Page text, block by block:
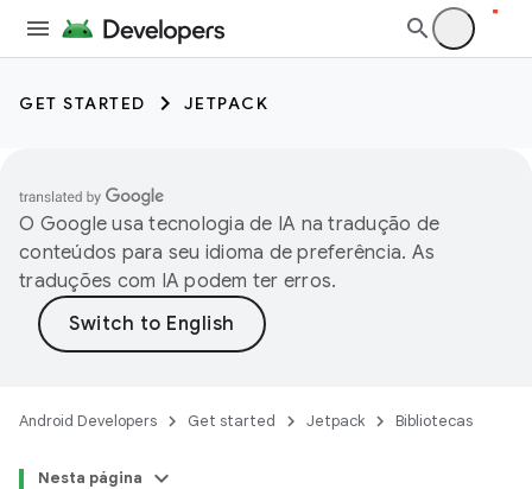
GET STARTED JETPACK
O Google usa tecnologia de IA na tradução de
conteúdos para seu idioma de preferência. As
traduções com IA podem ter erros.
Android Developers Get started Jetpack Bibliotecas
Nesta página